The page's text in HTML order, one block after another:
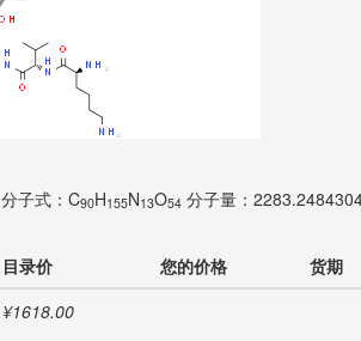
分子式：C90H155N13O54 分子量：
目录价 您的价格 货期
¥1618.00